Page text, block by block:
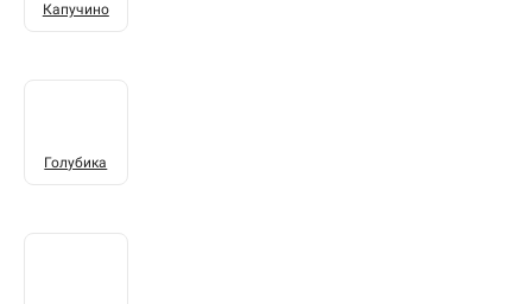
Капучино
Голубика